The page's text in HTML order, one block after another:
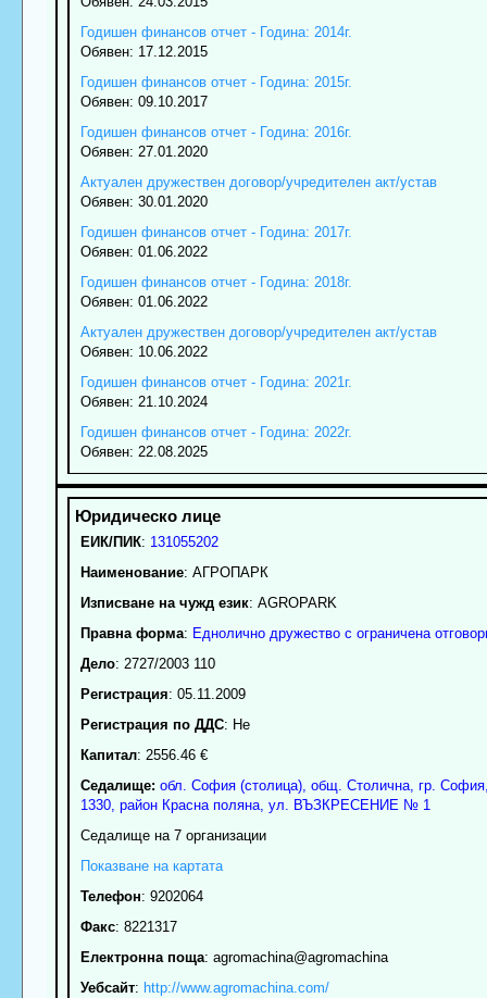
Годишен финансов отчет - Година: 2014г.
Обявен: 17.12.2015
Годишен финансов отчет - Година: 2015г.
Обявен: 09.10.2017
Годишен финансов отчет - Година: 2016г.
Обявен: 27.01.2020
Актуален дружествен договор/учредителен акт/устав
Обявен: 30.01.2020
Годишен финансов отчет - Година: 2017г.
Обявен: 01.06.2022
Годишен финансов отчет - Година: 2018г.
Обявен: 01.06.2022
Актуален дружествен договор/учредителен акт/устав
Обявен: 10.06.2022
Годишен финансов отчет - Година: 2021г.
Обявен: 21.10.2024
Годишен финансов отчет - Година: 2022г.
Обявен: 22.08.2025
ЕИК/ПИК: 131055202
Наименование: АГРОПАРК
Изписване на чужд език: AGROPARK
Правна форма: Еднолично дружество с ограничена
Дело: 2727/2003 110
Регистрация: 05.11.2009
Регистрация по ДДС: Нe
Капитал: 2556.46 €
Седалище: обл. София (столица), общ. Столична, гр. София
1330, район Красна поляна, ул. ВЪЗКРЕСЕНИЕ № 1
Седалище на 7 организации
Показване на картата
Телефон: 9202064
Факс: 8221317
Електронна поща: agromachina@agromachina
Уебсайт: http://www.agromachina.com/